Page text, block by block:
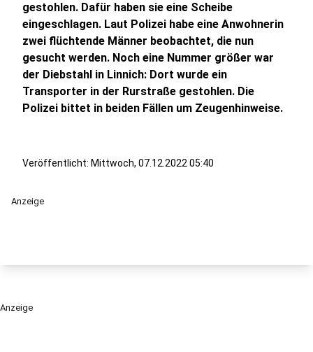
gestohlen. Dafür haben sie eine Scheibe
eingeschlagen. Laut Polizei habe eine Anwohnerin
zwei flüchtende Männer beobachtet, die nun
gesucht werden. Noch eine Nummer größer war
der Diebstahl in Linnich: Dort wurde ein
Transporter in der Rurstraße gestohlen. Die
Polizei bittet in beiden Fällen um Zeugenhinweise.
Veröffentlicht: Mittwoch, 07.12.2022 05:40
Anzeige
Anzeige